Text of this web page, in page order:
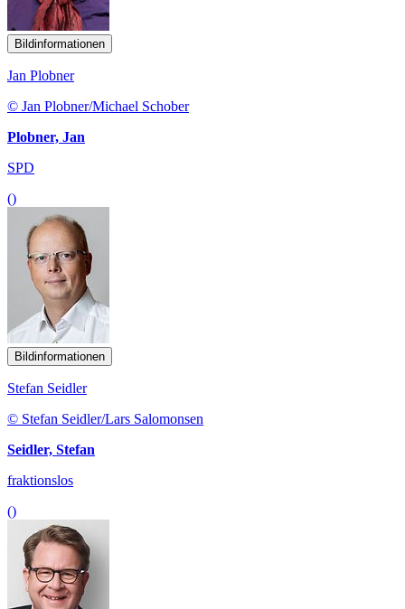
Bildinformationen
Jan Plobner
© Jan Plobner/Michael Schober
Plobner, Jan
SPD
()
Bildinformationen
Stefan Seidler
© Stefan Seidler/Lars Salomonsen
Seidler, Stefan
fraktionslos
()